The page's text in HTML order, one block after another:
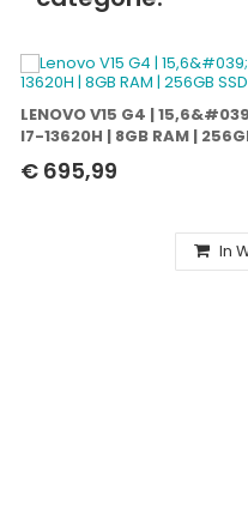
LENOVO V15 G4 |
I7-13620H | 8GB RAM |
€ 695,99
In